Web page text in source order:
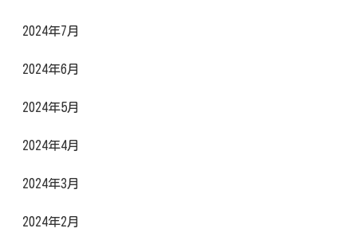
2024年7月
2024年6月
2024年5月
2024年4月
2024年3月
2024年2月